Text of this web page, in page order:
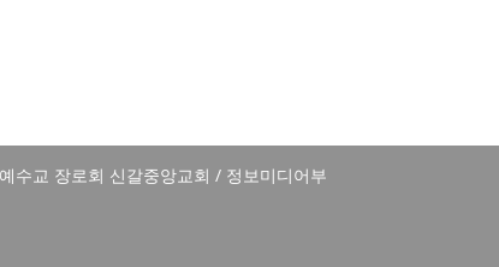
수교 장로회 신갈중앙교회 / 정보미디어부